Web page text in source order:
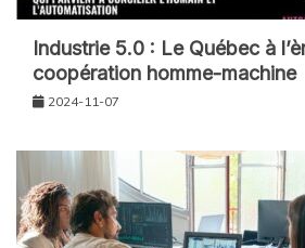
Industrie 5.0 : Le Québec à
coopération homme-machine
2024-11-07